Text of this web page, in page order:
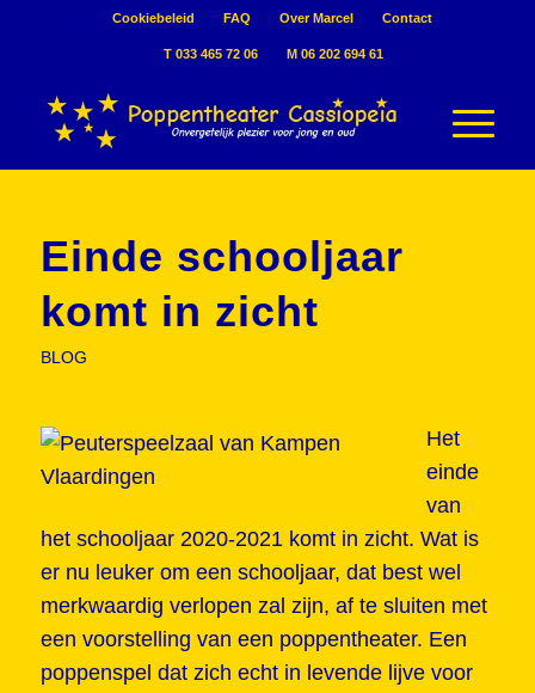
Cookiebeleid FAQ Over Marcel Contact
T 033 465 72 06 M 06 202 694 61
Einde schooljaar
komt in zicht
BLOG
Het
einde
van
het schooljaar 2020-2021 komt in zicht. Wat is
er nu leuker om een schooljaar, dat best wel
merkwaardig verlopen zal zijn, af te sluiten met
een voorstelling van een poppentheater. Een
poppenspel dat zich echt in levende lijve voor